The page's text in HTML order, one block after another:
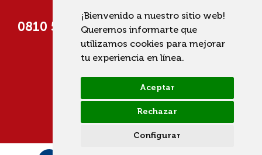
¡Bienvenido a nuestro sitio web!
Queremos informarte que
utilizamos cookies para mejorar
tu experiencia en línea.
Aceptar
Rechazar
Configurar
0810 555 822725 (UCASAL)